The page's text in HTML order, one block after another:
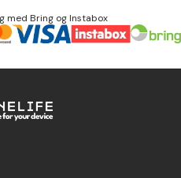
med Bring og Instabox